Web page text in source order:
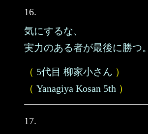
16.
気にするな、
実力のある者が最後に勝つ。
（ 5代目 柳家小さん ）
（ Yanagiya Kosan 5th ）
17.